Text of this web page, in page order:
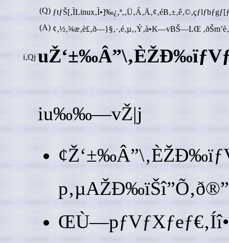
(Q)
(A) ¢‚½‚¾æ‚è£‚ð—}§‚·‚é‚µ‚­‚Ý‚à•K—vBŠ—LŒ
i‚Qj
iu‰‰—vŽ|j